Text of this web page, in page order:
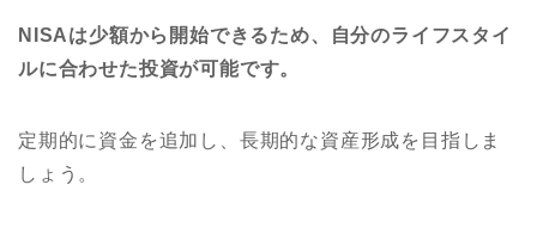
NISAは少額から開始できるため、自分のライフスタイ
ルに合わせた投資が可能です。
定期的に資金を追加し、長期的な資産形成を目指しま
しょう。